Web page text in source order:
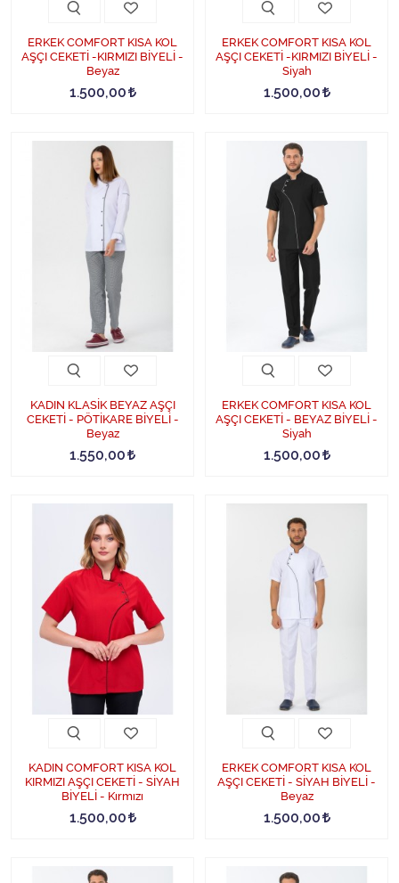
ERKEK COMFORT KISA KOL
AŞÇI CEKETİ -KIRMIZI BİYELİ -
Beyaz
1.500,00
ERKEK COMFORT KISA KOL
AŞÇI CEKETİ -KIRMIZI BİYELİ -
Siyah
1.500,00
KADIN KLASİK BEYAZ AŞÇI
CEKETİ - PÖTİKARE BİYELİ -
Beyaz
1.550,00
ERKEK COMFORT KISA KOL
AŞÇI CEKETİ - BEYAZ BİYELİ -
Siyah
1.500,00
KADIN COMFORT KISA KOL
KIRMIZI AŞÇI CEKETİ - SİYAH
BİYELİ - Kırmızı
1.500,00
ERKEK COMFORT KISA KOL
AŞÇI CEKETİ - SİYAH BİYELİ -
Beyaz
1.500,00